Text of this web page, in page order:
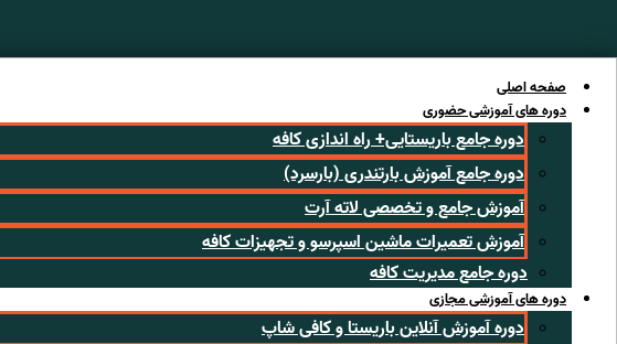
صفحه اصلی
دوره های آموزشی حضوری
دوره جامع باریستایی+ راه اندازی کافه
دوره جامع آموزش بارتندری (بارسرد)
آموزش جامع و تخصصی لاته آرت
آموزش تعمیرات ماشین اسپرسو و تجهیزات کافه
دوره جامع مدیریت کافه
دوره های آموزشی مجازی
دوره آموزش آنلاین باریستا و کافی شاپ